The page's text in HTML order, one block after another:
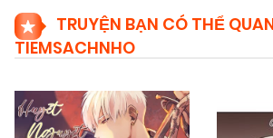
TRUYỆN BẠN CÓ THỂ
TIEMSACHNHO